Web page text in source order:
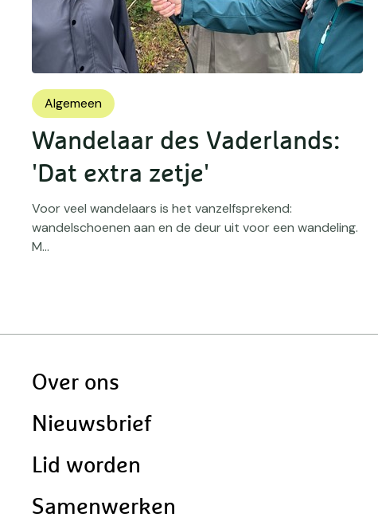
Algemeen
Wandelaar des Vaderlands:
'Dat extra zetje'
Voor veel wandelaars is het vanzelfsprekend:
wandelschoenen aan en de deur uit voor een wandeling.
M...
Doormat
Over ons
Nieuwsbrief
Lid worden
Samenwerken